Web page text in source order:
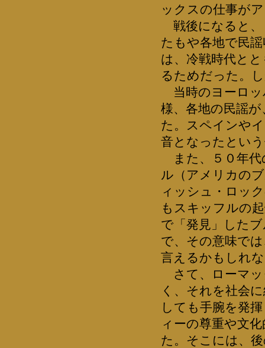
ックスの仕事が
戦後になると、
たもや各地で民
は、冷戦時代と
るためだった。
当時のヨーロッ
様、各地の民謡
た。スペインや
音となったとい
また、５０年代
ル（アメリカの
ィッシュ・ロッ
もスキッフルの
で「発見」した
で、その意味で
言えるかもしれ
さて、ローマッ
く、それを社会
しても手腕を発
ィーの尊重や文
た。そこには、